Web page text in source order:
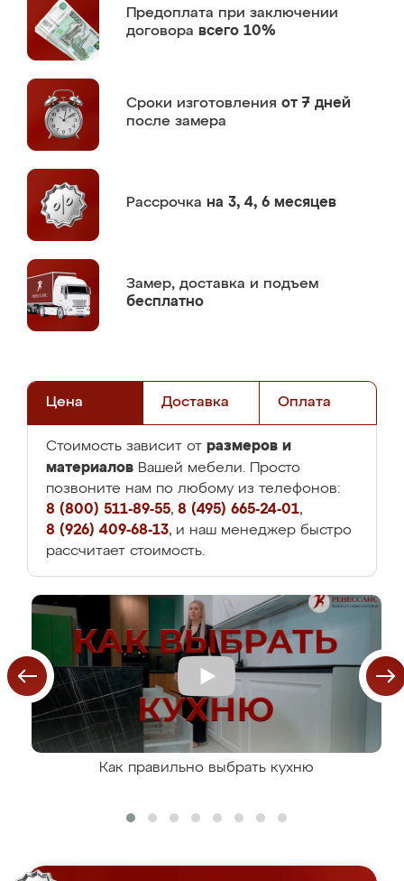
Предоплата при заключении
договора всего 10%
Сроки изготовления от 7 дней
после замера
Рассрочка на 3, 4, 6 месяцев
Замер, доставка и подъем
бесплатно
Цена Доставка Оплата
Стоимость зависит от размеров и
материалов Вашей мебели. Просто
позвоните нам по любому из телефонов:
8 (800) 511-89-55, 8 (495) 665-24-01,
8 (926) 409-68-13, и наш менеджер быстро
рассчитает стоимость.
Как правильно выбрать кухню